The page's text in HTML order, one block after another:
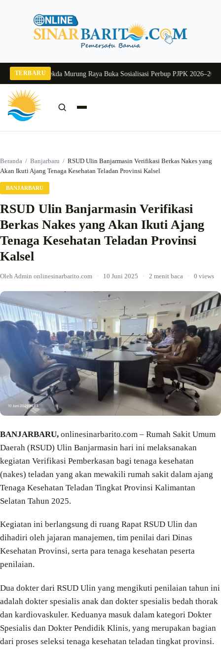
TERBARU
2026Pj Sekda Murung Raya Buka Sosialisasi Perbup PJPK 2026–2030
Beranda / Banjarbaru / RSUD Ulin Banjarmasin Verifikasi Berkas Nakes yang
Akan Ikuti Ajang Tenaga Kesehatan Teladan Provinsi Kalsel
BANJARBARU
RSUD Ulin Banjarmasin Verifikasi
Berkas Nakes yang Akan Ikuti Ajang
Tenaga Kesehatan Teladan Provinsi
Kalsel
Oleh Admin onlinesinarbarito.com · 10 Juni 2025 · 2 menit baca · 0 views
BANJARBARU, onlinesinarbarito.com – Rumah Sakit Umum
Daerah (RSUD) Ulin Banjarmasin hari ini melaksanakan
kegiatan Verifikasi Pemberkasan bagi tenaga kesehatan
(nakes) teladan yang akan mewakili rumah sakit dalam ajang
Tenaga Kesehatan Teladan Tingkat Provinsi Kalimantan
Selatan Tahun 2025.
Kegiatan ini berlangsung di ruang Rapat RSUD Ulin dan
dihadiri oleh jajaran manajemen, tim penilai dari Dinas
Kesehatan Provinsi, serta para tenaga kesehatan peserta
penilaian.
Dua dokter dari RSUD Ulin yang mengikuti penilaian tahun ini
adalah dokter spesialis anak dan dokter spesialis bedah thorak
dan kardiovaskuler. Keduanya masuk dalam kategori Dokter
Spesialis dan Dokter Pendidik Klinis, yang merupakan bagian
dari proses seleksi tenaga kesehatan teladan tingkat provinsi.